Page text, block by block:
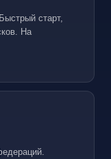
старт,
На